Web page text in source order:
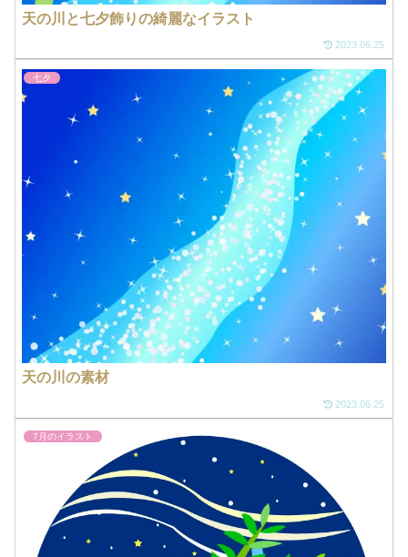
天の川と七夕飾りの綺麗なイラスト
2023.06.25
七夕
天の川の素材
2023.06.25
7月のイラスト